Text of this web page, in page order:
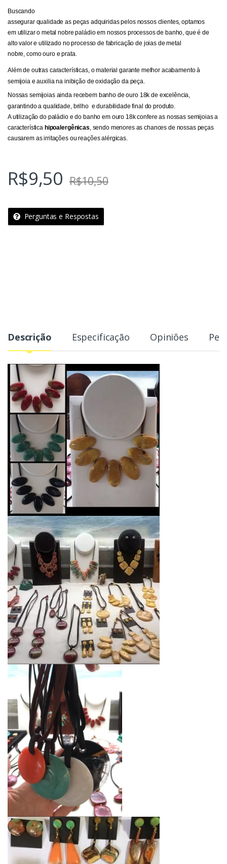
Buscando
assegurar qualidade as peças adquiridas pelos nossos clientes, optamos
em utilizar o metal nobre paládio em nossos processos de banho, que é de
alto valor e utilizado no processo de fabricação de joias de metal
nobre, como ouro e prata.
Além de outras características, o material garante melhor acabamento à
semijoia e auxilia na inibição de oxidação da peça.
Nossas semijoias ainda recebem banho de ouro 18k de excelência,
garantindo a qualidade, brilho e durabilidade final do produto.
A utilização do paládio e do banho em ouro 18k confere as nossas semijoias a
característica hipoalergênicas, sendo menores as chances de nossas peças
causarem as irritações ou reações alérgicas.
R$9,50 R$10,50
Perguntas e Respostas
Descrição Especificação Opiniões